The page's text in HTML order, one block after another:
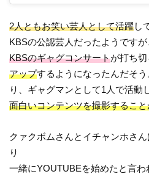
2人ともお笑い芸人として活躍し
KBSの公認芸人だったようです
KBSのギャグコンサートが打ち
アップするようになったんだそ
り、ギャグマンとして1人で活動
面白いコンテンツを撮影するこ
クァクボムさんとイチャンホさ
り
一緒にYOUTUBEを始めたと言わ